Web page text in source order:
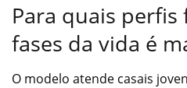
Para quais perfis
fases da vida é
O modelo atende casais